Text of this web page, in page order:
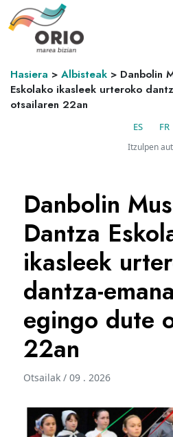
Hasiera > Albisteak > Danbolin
Eskolako ikasleek urteroko
otsailaren 22an
ES FR
Itzulpen
Danbolin
Dantza
ikasleek
dantza-
egingo dute
22an
Otsailak / 09 . 2026